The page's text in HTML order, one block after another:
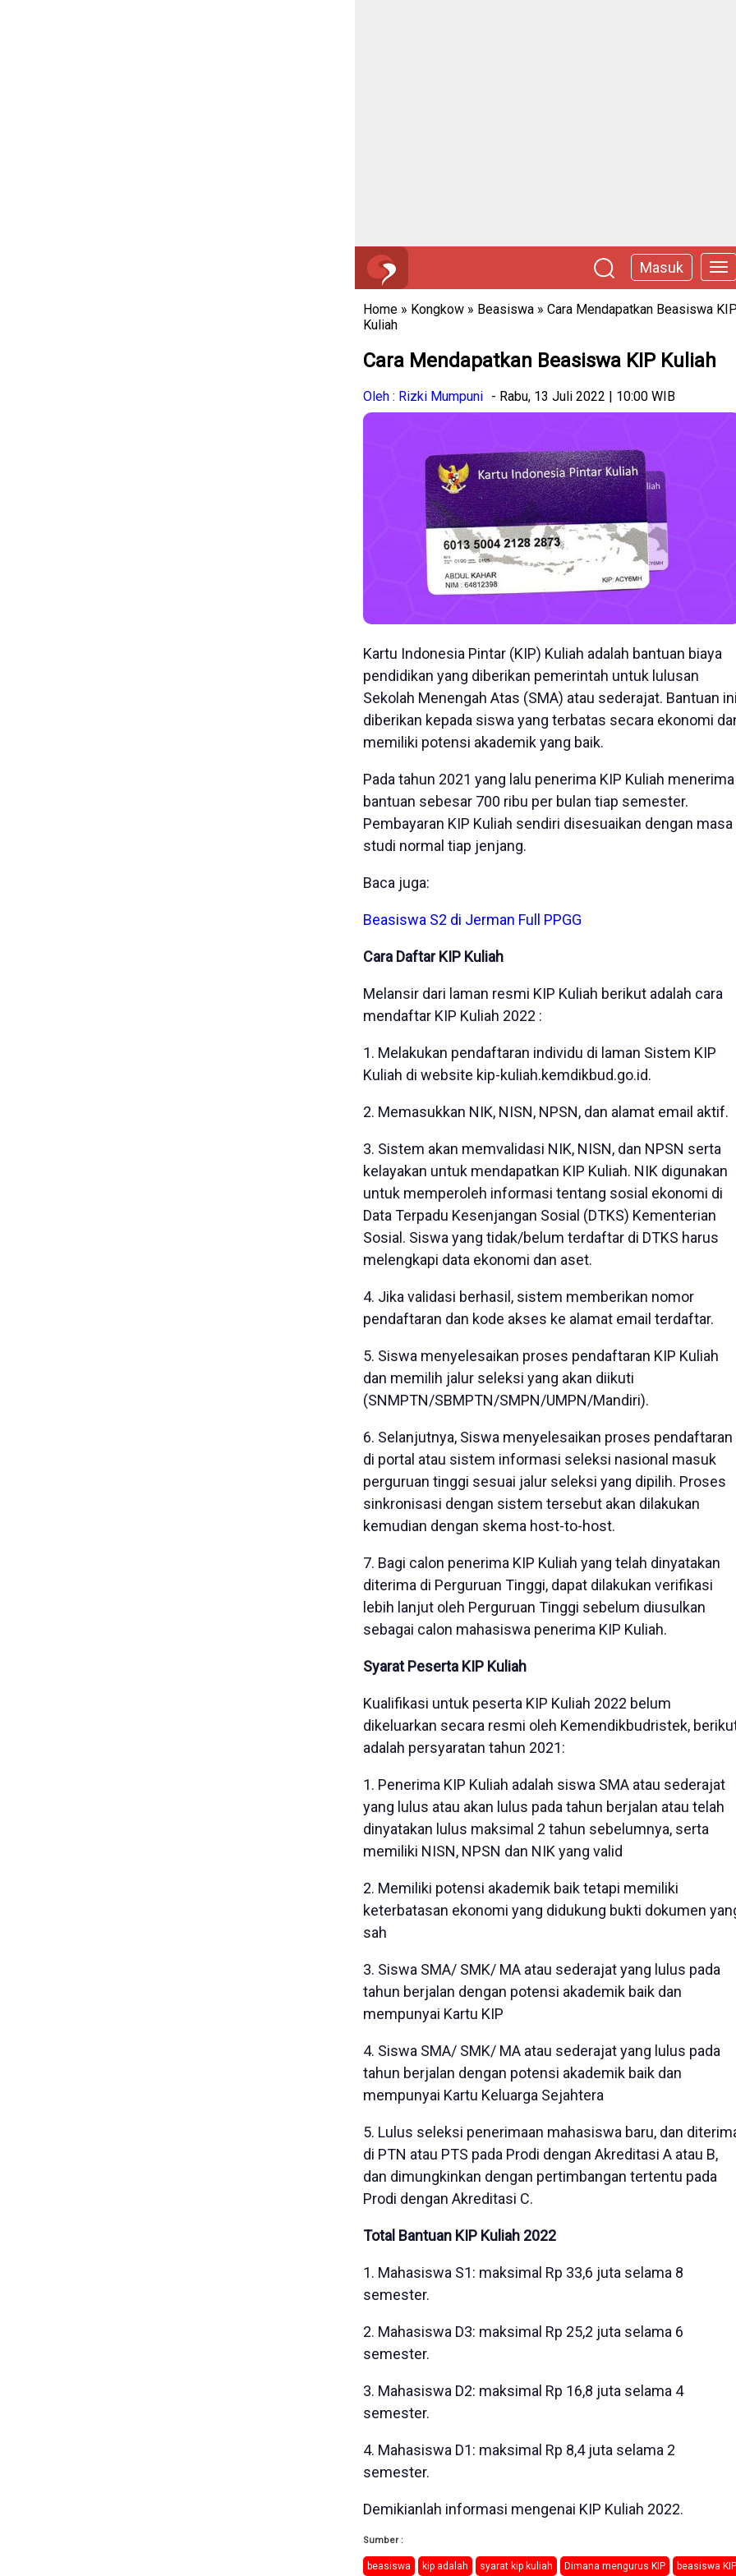
Masuk
Home » Kongkow » Beasiswa » Cara Mendapatkan Beasiswa
Kuliah
Cara Mendapatkan Beasiswa KIP Kuliah
Oleh : Rizki Mumpuni - Rabu, 13 Juli 2022 | 10:00 WIB
Kartu Indonesia Pintar (KIP) Kuliah adalah bantuan biaya
pendidikan yang diberikan pemerintah untuk lulusan
Sekolah Menengah Atas (SMA) atau sederajat. Bantuan
diberikan kepada siswa yang terbatas secara ekonomi
memiliki potensi akademik yang baik.
Pada tahun 2021 yang lalu penerima KIP Kuliah menerima
bantuan sebesar 700 ribu per bulan tiap semester.
Pembayaran KIP Kuliah sendiri disesuaikan dengan masa
studi normal tiap jenjang.
Baca juga:
Beasiswa S2 di Jerman Full PPGG
Cara Daftar KIP Kuliah
Melansir dari laman resmi KIP Kuliah berikut adalah cara
mendaftar KIP Kuliah 2022 :
1. Melakukan pendaftaran individu di laman Sistem KIP
Kuliah di website kip-kuliah.kemdikbud.go.id.
2. Memasukkan NIK, NISN, NPSN, dan alamat email aktif.
3. Sistem akan memvalidasi NIK, NISN, dan NPSN serta
kelayakan untuk mendapatkan KIP Kuliah. NIK digunakan
untuk memperoleh informasi tentang sosial ekonomi di
Data Terpadu Kesenjangan Sosial (DTKS) Kementerian
Sosial. Siswa yang tidak/belum terdaftar di DTKS harus
melengkapi data ekonomi dan aset.
4. Jika validasi berhasil, sistem memberikan nomor
pendaftaran dan kode akses ke alamat email terdaftar.
5. Siswa menyelesaikan proses pendaftaran KIP Kuliah
dan memilih jalur seleksi yang akan diikuti
(SNMPTN/SBMPTN/SMPN/UMPN/Mandiri).
6. Selanjutnya, Siswa menyelesaikan proses pendaftaran
di portal atau sistem informasi seleksi nasional masuk
perguruan tinggi sesuai jalur seleksi yang dipilih. Proses
sinkronisasi dengan sistem tersebut akan dilakukan
kemudian dengan skema host-to-host.
7. Bagi calon penerima KIP Kuliah yang telah dinyatakan
diterima di Perguruan Tinggi, dapat dilakukan verifikasi
lebih lanjut oleh Perguruan Tinggi sebelum diusulkan
sebagai calon mahasiswa penerima KIP Kuliah.
Syarat Peserta KIP Kuliah
Kualifikasi untuk peserta KIP Kuliah 2022 belum
dikeluarkan secara resmi oleh Kemendikbudristek,
adalah persyaratan tahun 2021:
1. Penerima KIP Kuliah adalah siswa SMA atau sederajat
yang lulus atau akan lulus pada tahun berjalan atau telah
dinyatakan lulus maksimal 2 tahun sebelumnya, serta
memiliki NISN, NPSN dan NIK yang valid
2. Memiliki potensi akademik baik tetapi memiliki
keterbatasan ekonomi yang didukung bukti dokumen
sah
3. Siswa SMA/ SMK/ MA atau sederajat yang lulus pada
tahun berjalan dengan potensi akademik baik dan
mempunyai Kartu KIP
4. Siswa SMA/ SMK/ MA atau sederajat yang lulus pada
tahun berjalan dengan potensi akademik baik dan
mempunyai Kartu Keluarga Sejahtera
5. Lulus seleksi penerimaan mahasiswa baru, dan
di PTN atau PTS pada Prodi dengan Akreditasi A atau B,
dan dimungkinkan dengan pertimbangan tertentu pada
Prodi dengan Akreditasi C.
Total Bantuan KIP Kuliah 2022
1. Mahasiswa S1: maksimal Rp 33,6 juta selama 8
semester.
2. Mahasiswa D3: maksimal Rp 25,2 juta selama 6
semester.
3. Mahasiswa D2: maksimal Rp 16,8 juta selama 4
semester.
4. Mahasiswa D1: maksimal Rp 8,4 juta selama 2
semester.
Demikianlah informasi mengenai KIP Kuliah 2022.
Sumber :
beasiswa kip adalah syarat kip kuliah Dimana mengurus KIP beasiswa KIP